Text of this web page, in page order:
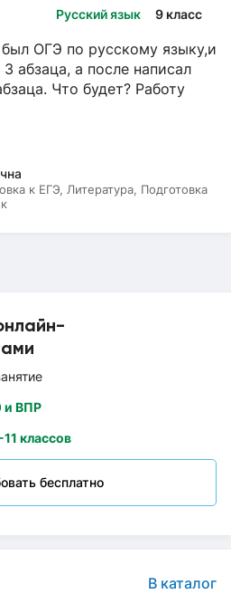
и ВПР
11 классов
бесплатно
В каталог
Русский язык 9 класс
ОГЭ по русскому языку,и
абзаца, а после написал
Что будет? Работу
к ЕГЭ, Литература, Подготовка